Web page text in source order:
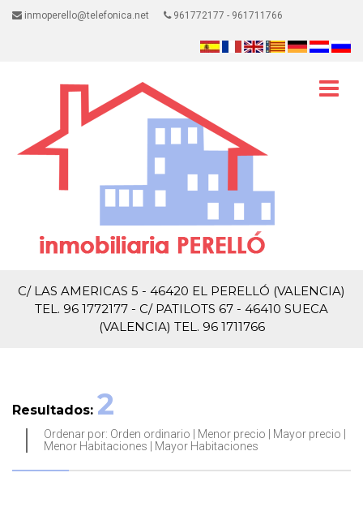
inmoperello@telefonica.net 961772177 - 961711766
C/ LAS AMERICAS 5 - 46420 EL PERELLÓ (VALENCIA)
TEL. 96 1772177 - C/ PATILOTS 67 - 46410 SUECA
(VALENCIA) TEL. 96 1711766
Resultados: 2
Ordenar por: Orden ordinario Menor precio Mayor precio
Menor Habitaciones
Mayor Habitaciones